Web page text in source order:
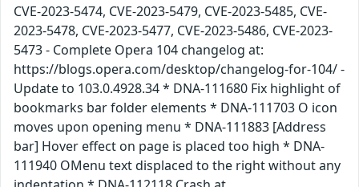
CVE-2023-5474, CVE-2023-5479, CVE-2023-5485, CVE-
2023-5478, CVE-2023-5477, CVE-2023-5486, CVE-2023-
5473 - Complete Opera 104 changelog at:
https://blogs.opera.com/desktop/changelog-for-104/ -
Update to 103.0.4928.34 * DNA-111680 Fix highlight of
bookmarks bar folder elements * DNA-111703 O icon
moves upon opening menu * DNA-111883 [Address
bar] Hover effect on page is placed too high * DNA-
111940 OMenu text displaced to the right without any